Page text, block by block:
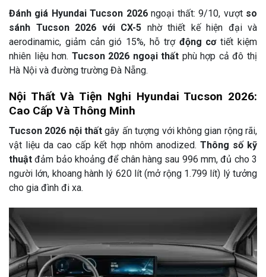
Đánh giá Hyundai Tucson 2026ngoại thất: 9/10, vượt so
sánh Tucson 2026 với CX-5 nhờ thiết kế hiện đại và
aerodinamic, giảm cản gió 15%, hỗ trợ động cơtiết kiệm
nhiên liệu hơn. Tucson 2026 ngoại thất phù hợp cả đô thị
Hà Nội và đường trường Đà Nẵng.
Nội Thất Và Tiện Nghi Hyundai Tucson 2026:
Cao Cấp Và Thông Minh
Tucson 2026 nội thất gây ấn tượng với không gian rộng rãi,
vật liệu da cao cấp kết hợp nhôm anodized. Thông số kỹ
thuậtđảm bảo khoảng để chân hàng sau 996 mm, đủ cho 3
người lớn, khoang hành lý 620 lít (mở rộng 1.799 lít) lý tưởng
cho gia đình đi xa.